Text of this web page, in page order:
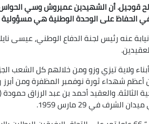
قوجيل. أن الشهيدين عميروش وسي
على الوحدة الوطنية هي مسؤولية
عنه رئيس لجنة الدفاع الوطني، عيسى
ولاية تيزي وزو ومن خلالهم كل الشعب
شهداء ثورة نوفمبر المظفرة ومن
الثالثة. والعقيد أحمد بن عبد الرزاق
في 29 مارس 1959.